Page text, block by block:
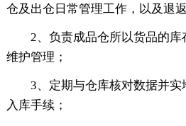
仓及出仓日常管理工作，以及退
2、负责成品仓所以货品的库
维护管理；
3、定期与仓库核对数据并实
入库手续；